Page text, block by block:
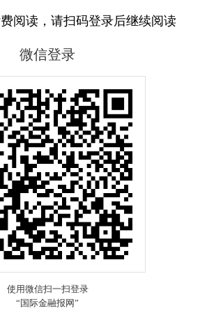
阅读，请扫码登录后继续阅读